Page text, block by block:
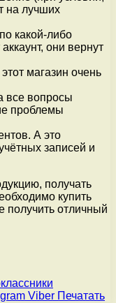
на лучших
какой-либо
они вернут
магазин очень
все вопросы
проблемы
А это
записей и
получать
купить
получить отличный
Viber Печатать